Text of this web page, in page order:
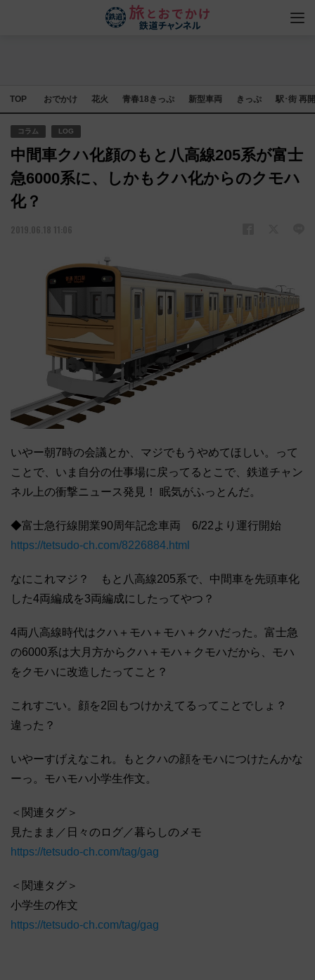
TOP おでかけ 花火 青春18きっぷ 新型車両 きっぷ 駅･街 再
コラム LOG
中間車クハ化顔のもと八高線205系が富士
急6000系に、しかもクハ化からのクモハ
化？
2019.06.18 11:06
いやー朝7時の会議とか、マジでもうやめてほしい。って
ことで、いま自分の仕事場に戻ってるとこで、鉄道チャン
ネル上の衝撃ニュース発見！ 眠気がふっとんだ。
◆富士急行線開業90周年記念車両 6/22より運行開始
https://tetsudo-ch.com/8226884.html
なにこれマジ？ もと八高線205系で、中間車を先頭車化
した4両編成を3両編成にしたってやつ？
4両八高線時代はクハ＋モハ＋モハ＋クハだった。富士急
の6000系は大月方からクハ＋モハ＋クモハだから、モハ
をクモハに改造したってこと？
これすごい。顔を2回もつけかえてるってことでしょ？
違った？
いやーすげえなこれ。もとクハの顔をモハにつけたんかな
ーっ。モハモハ小学生作文。
＜関連タグ＞
見たまま／日々のログ／暮らしのメモ
https://tetsudo-ch.com/tag/gag
＜関連タグ＞
小学生の作文
https://tetsudo-ch.com/tag/gag